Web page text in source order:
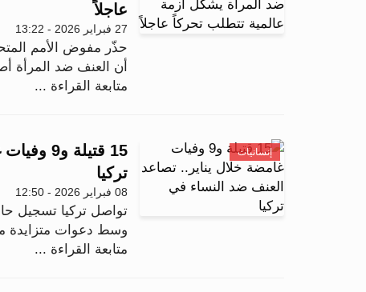
عاجلاً
27 فبراير 2026 - 13:22
حذّر مفوض الأمم
أن العنف ضد المرأة
متابعة القراءة ...
إنسانيات
15
تركيا
08 فبراير 2026 - 12:50
تواصل تركيا تسجيل
وسط دعوات متزايدة
متابعة القراءة ...